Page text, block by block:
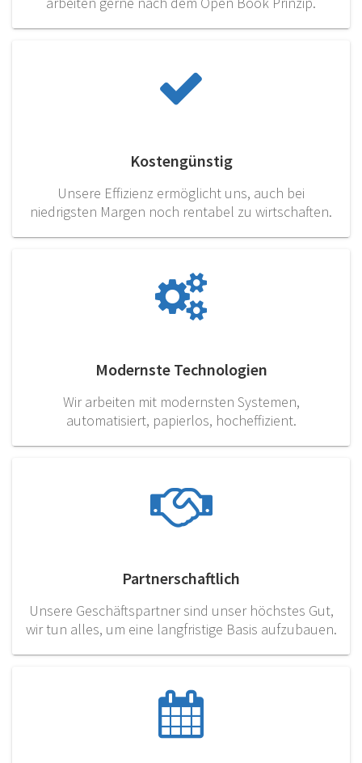
Kostengünstig
Unsere Effizienz ermöglicht uns, auch bei
niedrigsten Margen noch rentabel zu wirtschaften.
Modernste Technologien
Wir arbeiten mit modernsten Systemen,
automatisiert, papierlos, hocheffizient.
Partnerschaftlich
Unsere Geschäftspartner sind unser höchstes Gut,
wir tun alles, um eine langfristige Basis aufzubauen.